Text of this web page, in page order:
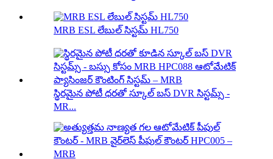
MRB ESL లేబుల్ సిస్టమ్ HL750
స్థిరమైన పోటీ ధరతో స్కూల్ బస్ DVR సిస్టమ్స్ -
MR...